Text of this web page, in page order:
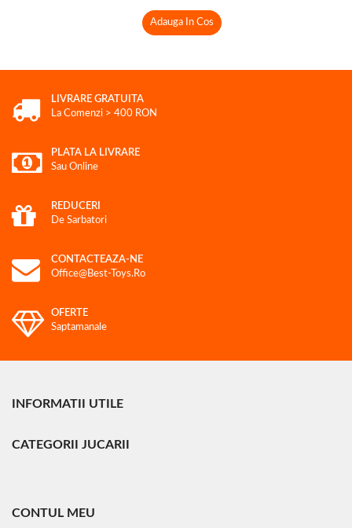
Adauga In Cos
LIVRARE GRATUITA
La Comenzi > 400 RON
PLATA LA LIVRARE
Sau Online
REDUCERI
De Sarbatori
CONTACTEAZA-NE
Office@best-Toys.ro
OFERTE
Saptamanale
INFORMATII UTILE
CATEGORII JUCARII
CONTUL MEU